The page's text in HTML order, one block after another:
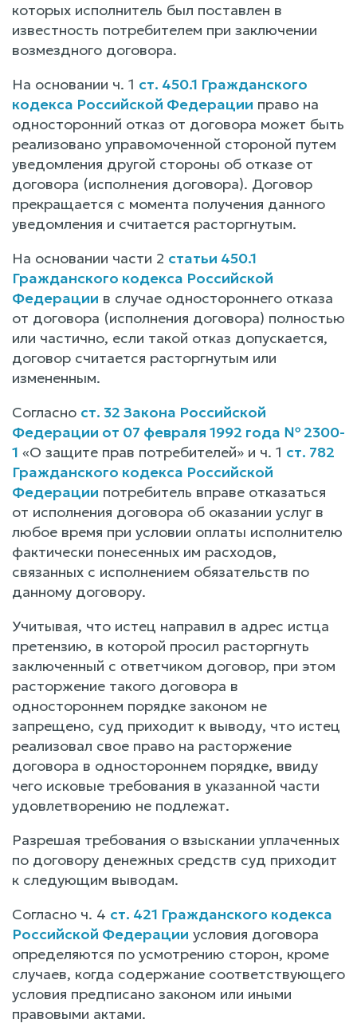
которых исполнитель был поставлен в
известность потребителем при заключении
возмездного договора.
На основании ч. 1 ст. 450.1 Гражданского
кодекса Российской Федерации право на
односторонний отказ от договора может быть
реализовано управомоченной стороной путем
уведомления другой стороны об отказе от
договора (исполнения договора). Договор
прекращается с момента получения данного
уведомления и считается расторгнутым.
На основании части 2 статьи 450.1
Гражданского кодекса Российской
Федерации в случае одностороннего отказа
от договора (исполнения договора) полностью
или частично, если такой отказ допускается,
договор считается расторгнутым или
измененным.
Согласно ст. 32 Закона Российской
Федерации от 07 февраля 1992 года № 2300-
1 «О защите прав потребителей» и ч. 1 ст. 782
Гражданского кодекса Российской
Федерации потребитель вправе отказаться
от исполнения договора об оказании услуг в
любое время при условии оплаты исполнителю
фактически понесенных им расходов,
связанных с исполнением обязательств по
данному договору.
Учитывая, что истец направил в адрес истца
претензию, в которой просил расторгнуть
заключенный с ответчиком договор, при этом
расторжение такого договора в
одностороннем порядке законом не
запрещено, суд приходит к выводу, что истец
реализовал свое право на расторжение
договора в одностороннем порядке, ввиду
чего исковые требования в указанной части
удовлетворению не подлежат.
Разрешая требования о взыскании уплаченных
по договору денежных средств суд приходит
к следующим выводам.
Согласно ч. 4 ст. 421 Гражданского кодекса
Российской Федерации условия договора
определяются по усмотрению сторон, кроме
случаев, когда содержание соответствующего
условия предписано законом или иными
правовыми актами.